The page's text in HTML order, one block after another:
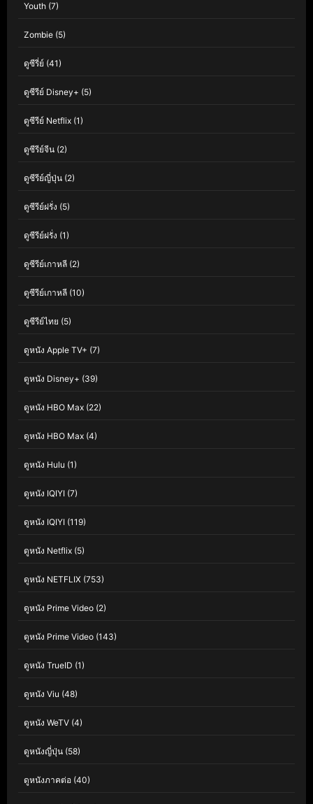
Youth (7)
Zombie (5)
ดูซีรี่ย์ (41)
ดูซีรีย์ Disney+ (5)
ดูซีรีย์ Netflix (1)
ดูซีรีย์จีน (2)
ดูซีรีย์ญี่ปุ่น (2)
ดูซีรีย์ฝรั่ง (5)
ดูซีรีย์ฝรั่ง (1)
ดูซีรีย์เกาหลี (2)
ดูซีรีย์เกาหลี (10)
ดูซีรีย์ไทย (5)
ดูหนัง Apple TV+ (7)
ดูหนัง Disney+ (39)
ดูหนัง HBO Max (22)
ดูหนัง HBO Max (4)
ดูหนัง Hulu (1)
ดูหนัง IQIYI (7)
ดูหนัง IQIYI (119)
ดูหนัง Netflix (5)
ดูหนัง NETFLIX (753)
ดูหนัง Prime Video (2)
ดูหนัง Prime Video (143)
ดูหนัง TrueID (1)
ดูหนัง Viu (48)
ดูหนัง WeTV (4)
ดูหนังญี่ปุ่น (58)
ดูหนังภาคต่อ (40)